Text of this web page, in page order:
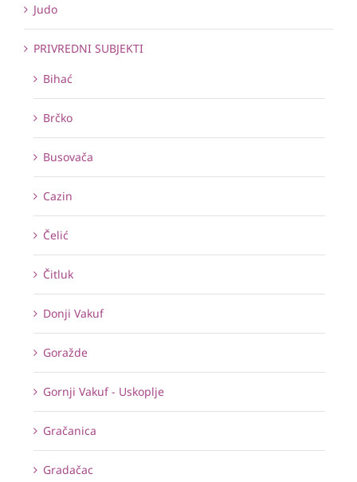
Judo
PRIVREDNI SUBJEKTI
Bihać
Brčko
Busovača
Cazin
Čelić
Čitluk
Donji Vakuf
Goražde
Gornji Vakuf - Uskoplje
Gračanica
Gradačac